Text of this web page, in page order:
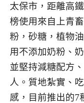
太保市，距離高
榜使用來自上青
粉，砂糖，植物
用不添加奶粉、
並堅持減糖配方
人。質地紮實、
感，目前推出的7